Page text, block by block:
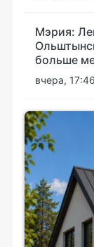
Мэрия:
больше
вчера, 17:46